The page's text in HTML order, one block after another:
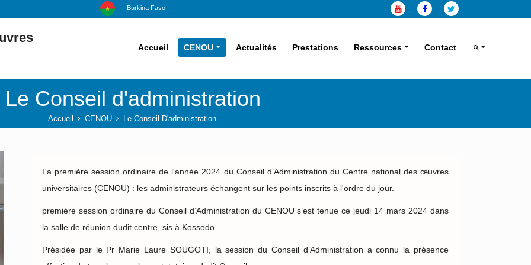
Burkina Faso
Accueil CENOU Actualités Prestations Ressources Contact
Le Conseil d'administration
Accueil CENOU Le Conseil D'administration
La première session ordinaire de l'année 2024 du Conseil d’Administration du Centre national des œuvres
universitaires (CENOU) : les administrateurs échangent sur les points inscrits à l'ordre du jour.
première session ordinaire du Conseil d’Administration du CENOU s’est tenue ce jeudi 14 mars 2024 dans
la salle de réunion dudit centre, sis à Kossodo.
Présidée par le Pr Marie Laure SOUGOTI, la session du Conseil d’Administration a connu la présence